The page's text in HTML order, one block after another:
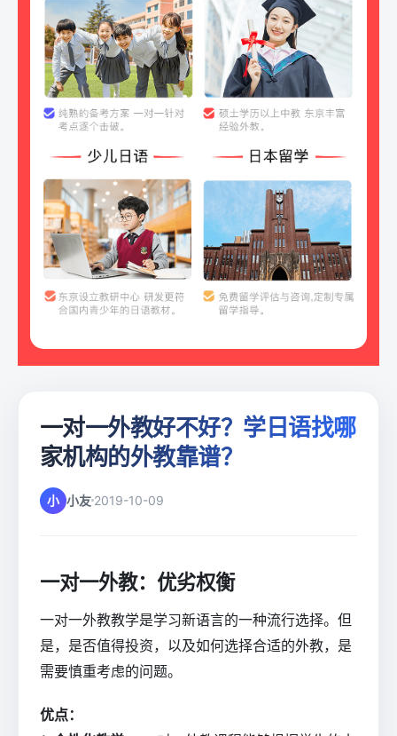
一对一外教好不好？学日语找哪
家机构的外教靠谱？
小 小友 2019-10-09
一对一外教：优劣权衡
一对一外教教学是学习新语言的一种流行选择。但
是，是否值得投资，以及如何选择合适的外教，是
需要慎重考虑的问题。
优点：